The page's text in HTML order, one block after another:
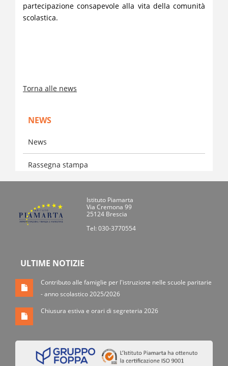
partecipazione consapevole alla vita della comunità
scolastica.
Torna alle news
NEWS
News
Rassegna stampa
Istituto Piamarta
Via Cremona 99
25124 Brescia
Tel: 030-3770554
ULTIME NOTIZIE
Contributo alle famiglie per l'istruzione nelle scuole paritarie
- anno scolastico 2025/2026
Chiusura estiva e orari di segreteria 2026